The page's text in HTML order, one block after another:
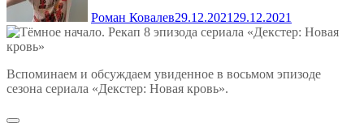
Роман Ковалев29.12.2021 29.12.2021
Вспоминаем и обсуждаем увиденное в восьмом эпизоде
сезона сериала «Декстер: Новая кровь».